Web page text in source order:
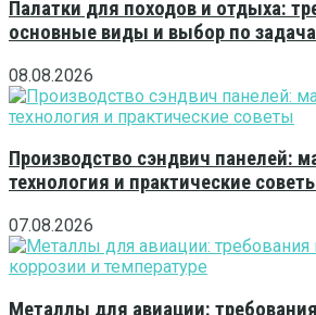
Палатки для походов и отдыха:
основные виды и выбор по
08.08.2026
Производство сэндвич панелей:
технология и практические
07.08.2026
Металлы для авиации: